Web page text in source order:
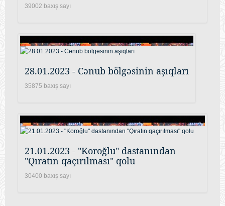
39002 baxış sayı
28.01.2023 - Cənub bölgəsinin aşıqları
35875 baxış sayı
21.01.2023 - "Koroğlu" dastanından
"Qıratın qaçırılması" qolu
30400 baxış sayı